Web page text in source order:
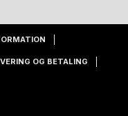
OG BETALING